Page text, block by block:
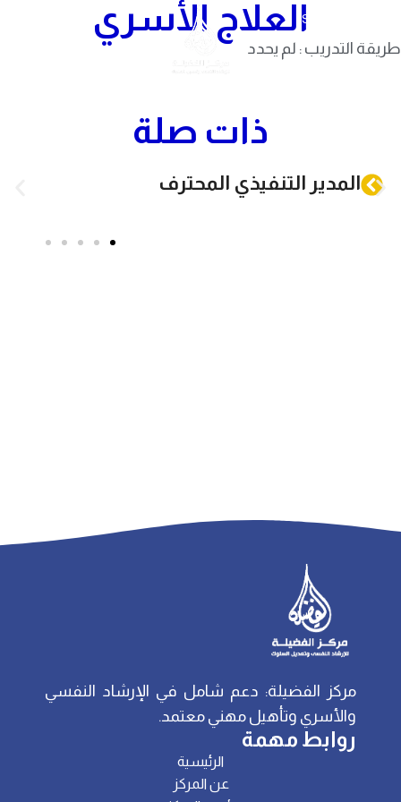
Skip to navigationالعلاج الأسري
طريقة التدريب : لم يحدد
ذات صلة
المدير التنفيذي المحترف
مركز الفضيلة: دعم شامل في الإرشاد النفسي
والأسري وتأهيل مهني معتمد.
روابط مهمة
الرئيسية
عن المركز